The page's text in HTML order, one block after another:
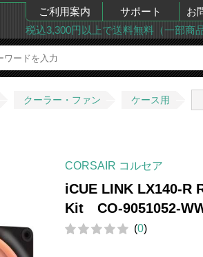
ご利用案内 サポート お
税込3,300円以上で送料無料（一部商
クーラー・ファン ケース用
CORSAIR コルセア
iCUE LINK LX140-R
Kit CO-9051052-
(0)